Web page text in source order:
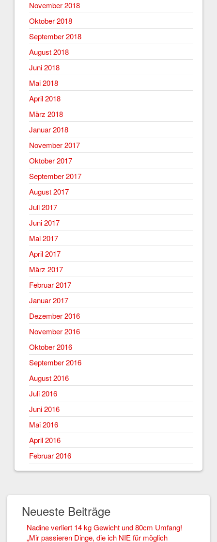
November 2018
Oktober 2018
September 2018
August 2018
Juni 2018
Mai 2018
April 2018
März 2018
Januar 2018
November 2017
Oktober 2017
September 2017
August 2017
Juli 2017
Juni 2017
Mai 2017
April 2017
März 2017
Februar 2017
Januar 2017
Dezember 2016
November 2016
Oktober 2016
September 2016
August 2016
Juli 2016
Juni 2016
Mai 2016
April 2016
Februar 2016
Neueste Beiträge
Nadine verliert 14 kg Gewicht und 80cm Umfang!
„Mir passieren Dinge, die ich NIE für möglich